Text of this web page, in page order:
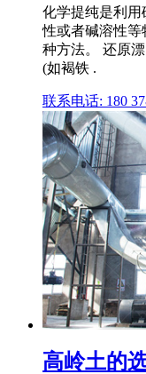
化学提纯是利用
性或者碱溶性等
种方法。 还原
(如褐铁 .
联系电话: 180
高岭土的